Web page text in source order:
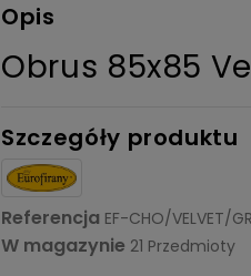
Opis
Obrus 85x85
Szczegóły produktu
Referencja EF-CHO/VELVET/
W magazynie 21 Przedmioty